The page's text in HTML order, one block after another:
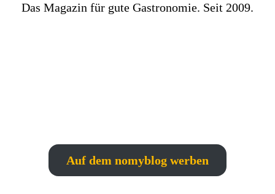
Das Magazin für gute Gastronomie. Seit 2009.
Auf dem nomyblog werben